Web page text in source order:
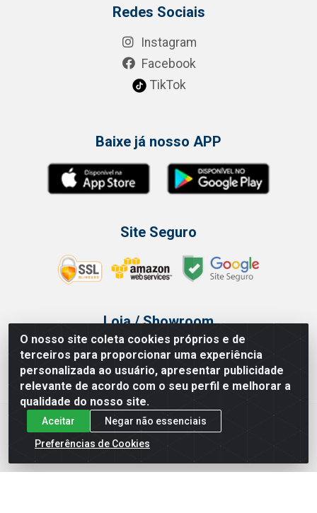
O nosso site coleta cookies próprios e de
terceiros para proporcionar uma experiência
personalizada ao usuário, apresentar publicidade
relevante de acordo com o seu perfil e melhorar a
qualidade do nosso site.
Aceitar
Negar não essenciais
Preferências de Cookies
Redes Sociais
Instagram
Facebook
TikTok
Baixe já nosso APP
Site Seguro
Loja / Showroom
Tel.: (11) 3314 6400
Av Vautier, 468 - Pari - São Paulo/SP
Issam Importação e Exportação LTDA - Av. Vautier, 468 - Pari, São
Paulo/ SP - CEP 03032-000 - CNPJ 00.327.385/0003-68